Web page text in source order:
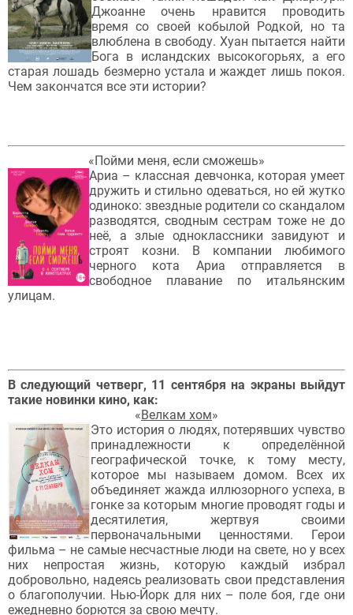
Джоанне очень нравится проводить
время со своей кобылой Родкой, но та
влюблена в свободу. Хуан пытается найти
Бога в исландских высокогорьях, а его
старая лошадь безмерно устала и жаждет лишь покоя.
Чем закончатся все эти истории?
«Пойми меня, если сможешь»
Ариа – классная девчонка, которая умеет
дружить и стильно одеваться, но ей жутко
одиноко: звездные родители со скандалом
разводятся, сводным сестрам тоже не до
неё, а злые одноклассники завидуют и
строят козни. В компании любимого
черного кота Ариа отправляется в
свободное плавание по итальянским
улицам.
В следующий четверг, 11 сентября на экраны выйдут
такие новинки кино, как:
«Велкам хом»
Это история о людях, потерявших чувство
принадлежности к определённой
географической точке, к тому месту,
которое мы называем домом. Всех их
объединяет жажда иллюзорного успеха, в
гонке за которым многие проводят годы и
десятилетия, жертвуя своими
первоначальными ценностями. Герои
фильма – не самые несчастные люди на свете, но у всех
них непростая жизнь, которую каждый избрал
добровольно, надеясь реализовать свои представления
о благополучии. Нью-Йорк для них – поле боя, где они
ежедневно борются за свою мечту.